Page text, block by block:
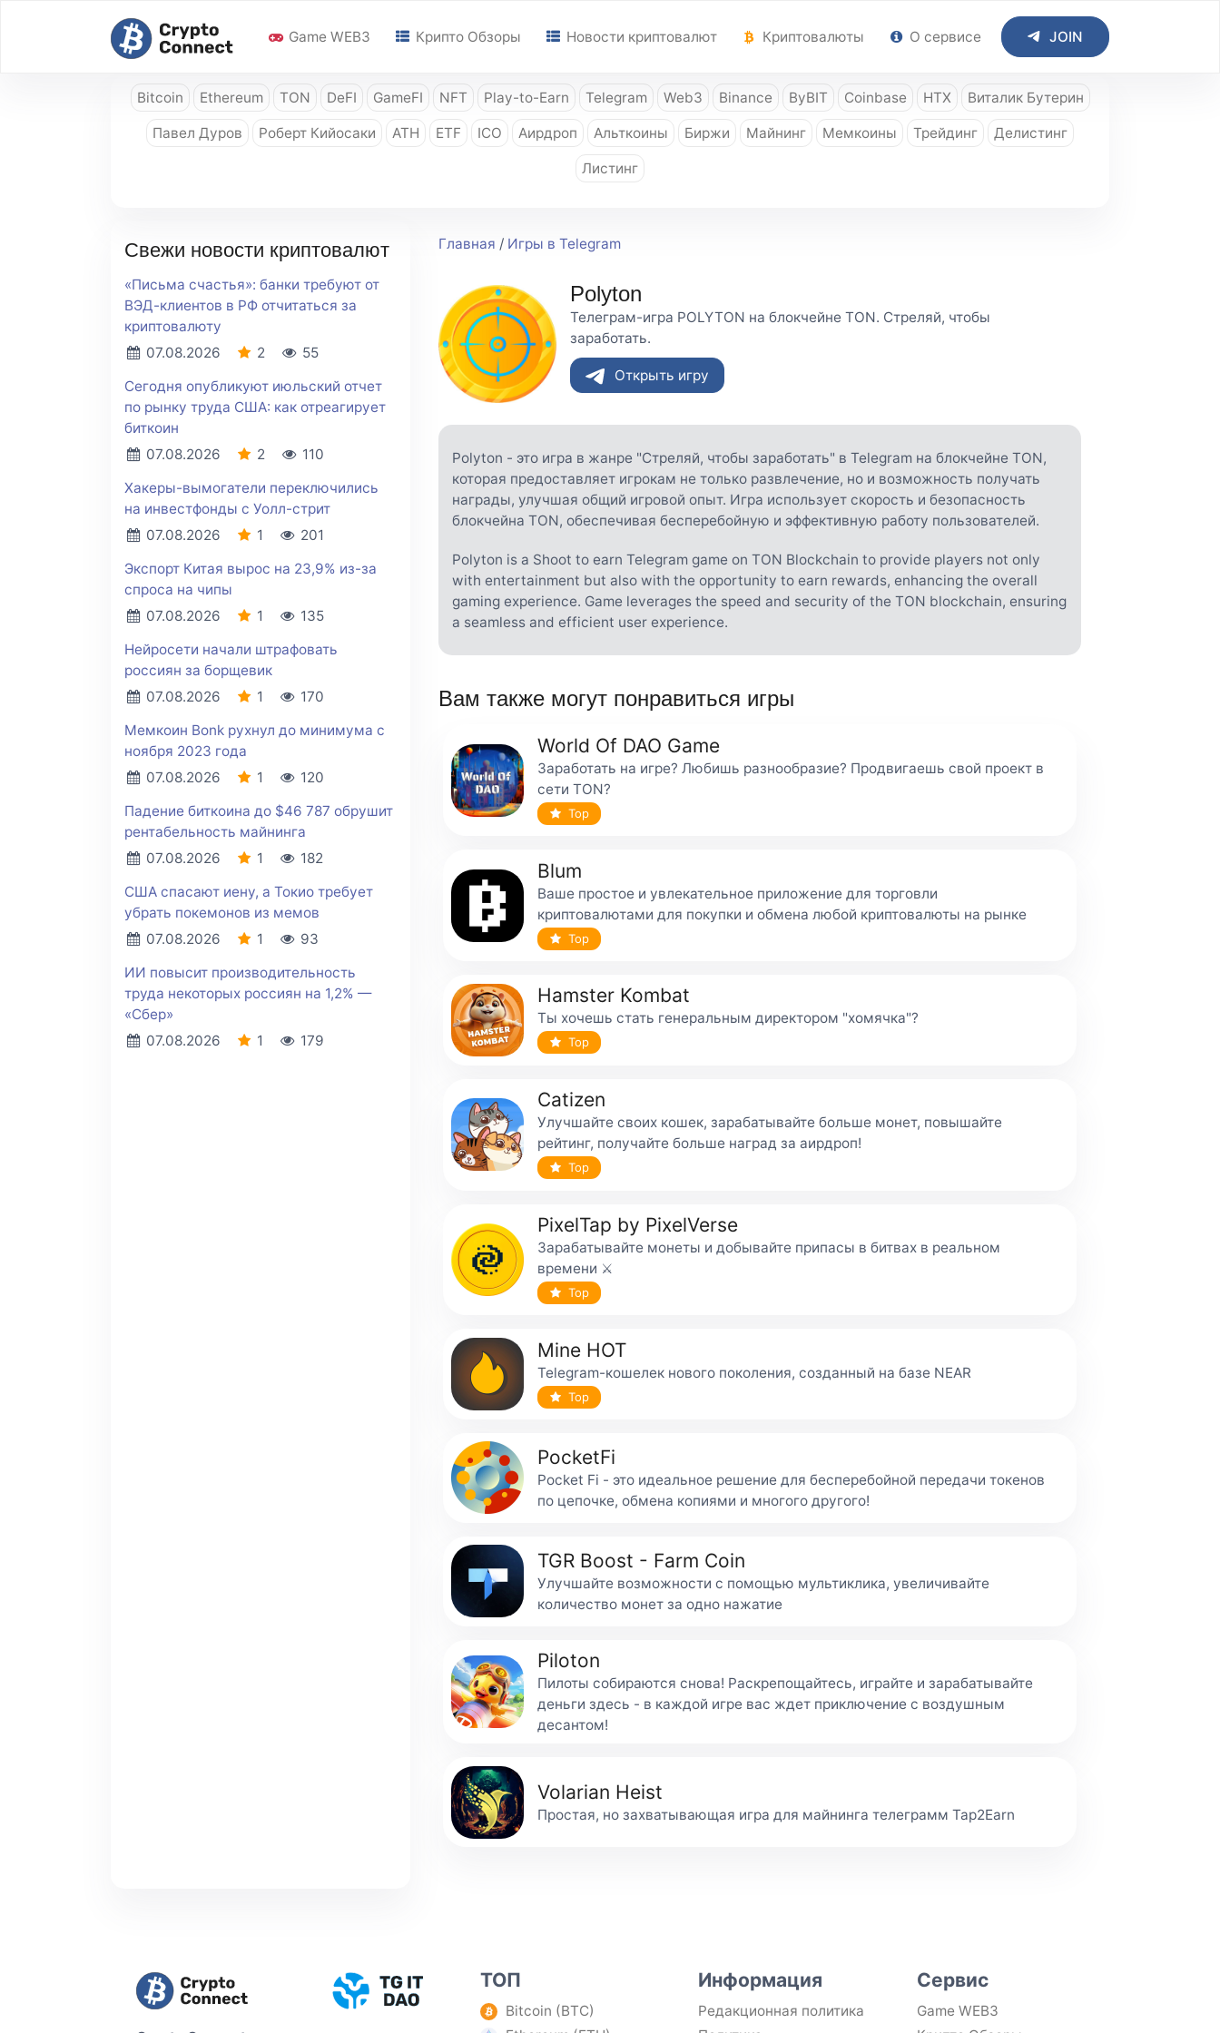
Game WEB3 Крипто Обзоры Новости криптовалют Криптовалюты О сервисе JOIN
Bitcoin Ethereum TON DeFI GameFI NFT Play-to-Earn Telegram Web3 Binance ByBIT Coinbase HTX Виталик Бутерин
Павел Дуров Роберт Кийосаки ATH ETF ICO Аирдроп Альткоины Биржи Майнинг Мемкоины Трейдинг Делистинг
Листинг
Свежи новости криптовалют
«Письма счастья»: банки требуют от
ВЭД-клиентов в РФ отчитаться за
криптовалюту
07.08.2026
2
55
Сегодня опубликуют июльский отчет
по рынку труда США: как отреагирует
биткоин
07.08.2026
2
110
Хакеры-вымогатели переключились
на инвестфонды с Уолл-стрит
07.08.2026
1
201
Экспорт Китая вырос на 23,9% из-за
спроса на чипы
07.08.2026
1
135
Нейросети начали штрафовать
россиян за борщевик
07.08.2026
1
170
Мемкоин Bonk рухнул до минимума с
ноября 2023 года
07.08.2026
1
120
Падение биткоина до $46 787 обрушит
рентабельность майнинга
07.08.2026
1
182
США спасают иену, а Токио требует
убрать покемонов из мемов
07.08.2026
1
93
ИИ повысит производительность
труда некоторых россиян на 1,2% —
«Сбер»
07.08.2026
1 179
Главная / Игры в Telegram
Polyton
Телеграм-игра POLYTON на блокчейне TON. Стреляй, чтобы
заработать.
Открыть игру
Polyton - это игра в жанре "Стреляй, чтобы заработать" в Telegram на блокчейне TON,
которая предоставляет игрокам не только развлечение, но и возможность получать
награды, улучшая общий игровой опыт. Игра использует скорость и безопасность
блокчейна TON, обеспечивая бесперебойную и эффективную работу пользователей.
Polyton is a Shoot to earn Telegram game on TON Blockchain to provide players not only
with entertainment but also with the opportunity to earn rewards, enhancing the overall
gaming experience. Game leverages the speed and security of the TON blockchain, ensuring
a seamless and efficient user experience.
Вам также могут понравиться игры
World Of DAO Game
Заработать на игре? Любишь разнообразие? Продвигаешь свой проект в
сети TON?
Top
Blum
Ваше простое и увлекательное приложение для торговли
криптовалютами для покупки и обмена любой криптовалюты на рынке
Top
Hamster Kombat
Ты хочешь стать генеральным директором "хомячка"?
Top
Catizen
Улучшайте своих кошек, зарабатывайте больше монет, повышайте
рейтинг, получайте больше наград за аирдроп!
Top
PixelTap by PixelVerse
Зарабатывайте монеты и добывайте припасы в битвах в реальном
времени ⚔️
Top
Mine HOT
Telegram-кошелек нового поколения, созданный на базе NEAR
Top
PocketFi
Pocket Fi - это идеальное решение для бесперебойной передачи токенов
по цепочке, обмена копиями и многого другого!
TGR Boost - Farm Coin
Улучшайте возможности с помощью мультиклика, увеличивайте
количество монет за одно нажатие
Piloton
Пилоты собираются снова! Раскрепощайтесь, играйте и зарабатывайте
деньги здесь - в каждой игре вас ждет приключение с воздушным
десантом!
Volarian Heist
Простая, но захватывающая игра для майнинга телеграмм Tap2Earn
ТОП
Bitcoin (BTC)
Информация
Редакционная политика
Сервис
Game WEB3